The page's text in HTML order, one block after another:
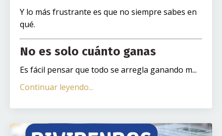
Y lo más frustrante es que no siempre sabes en
qué.
No es solo cuánto ganas
Es fácil pensar que todo se arregla ganando m...
Continuar leyendo...